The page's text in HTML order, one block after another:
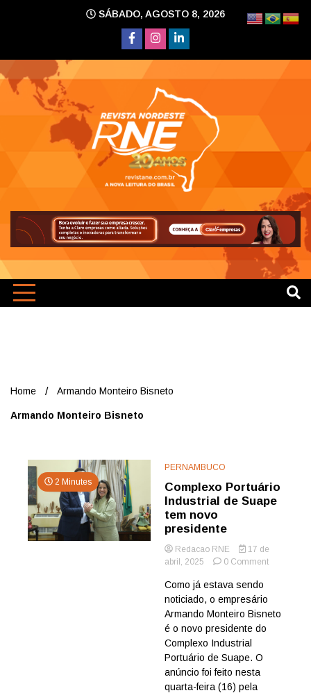
SÁBADO, AGOSTO 8, 2026
Home Armando Monteiro Bisneto
Armando Monteiro Bisneto
2 Minutes
PERNAMBUCO
Complexo Portuário
Industrial de Suape
tem novo
presidente
Redacao RNE
17 de
abril, 2025
0 Commenton
de
Como já estava sendo
noticiado, o empresário
Armando Monteiro Bisneto
é o novo presidente do
Complexo Industrial
Portuário de Suape. O
anúncio foi feito nesta
quarta-feira (16) pela